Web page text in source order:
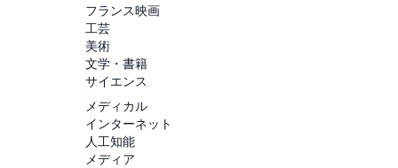
フランス映画
工芸
美術
文学・書籍
サイエンス
メディカル
インターネット
人工知能
メディア